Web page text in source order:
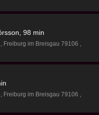
98 min
Freiburg im Breisgau 79106
Freiburg im Breisgau 79106